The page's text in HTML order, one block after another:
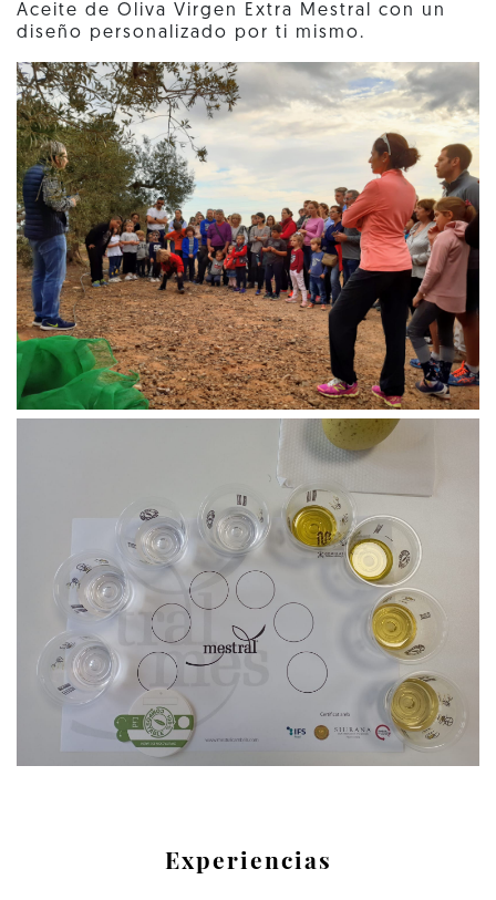
Aceite de Oliva Virgen Extra Mestral con un
diseño personalizado por ti mismo.
Experiencias